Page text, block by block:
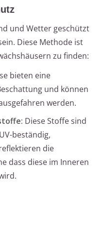
und Wetter geschützt
Diese Methode ist
zu finden:
bieten eine
und können
werden.
Diese Stoffe sind
beständig,
die
dass diese im Inneren